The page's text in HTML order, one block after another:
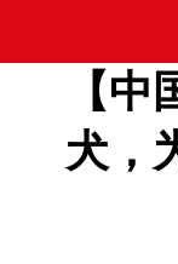
【
犬，